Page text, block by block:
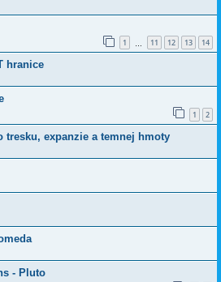
1 11 12 13 14
hranice
1 2
tresku, expanzie a temnej hmoty
- Pluto